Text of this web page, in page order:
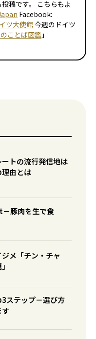
稿です。 こちらもよ
Facebook:
ツ大使館今週のドイツ
ことば図鑑 」
トの流行発信地は
理由とは
豚肉を生で食
メ「チン・チャ
3ステップ－選び方
す